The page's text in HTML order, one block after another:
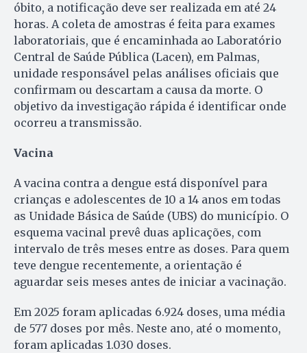
óbito, a notificação deve ser realizada em até 24
horas. A coleta de amostras é feita para exames
laboratoriais, que é encaminhada ao Laboratório
Central de Saúde Pública (Lacen), em Palmas,
unidade responsável pelas análises oficiais que
confirmam ou descartam a causa da morte. O
objetivo da investigação rápida é identificar onde
ocorreu a transmissão.
Vacina
A vacina contra a dengue está disponível para
crianças e adolescentes de 10 a 14 anos em todas
as Unidade Básica de Saúde (UBS) do município. O
esquema vacinal prevê duas aplicações, com
intervalo de três meses entre as doses. Para quem
teve dengue recentemente, a orientação é
aguardar seis meses antes de iniciar a vacinação.
Em 2025 foram aplicadas 6.924 doses, uma média
de 577 doses por mês. Neste ano, até o momento,
foram aplicadas 1.030 doses.